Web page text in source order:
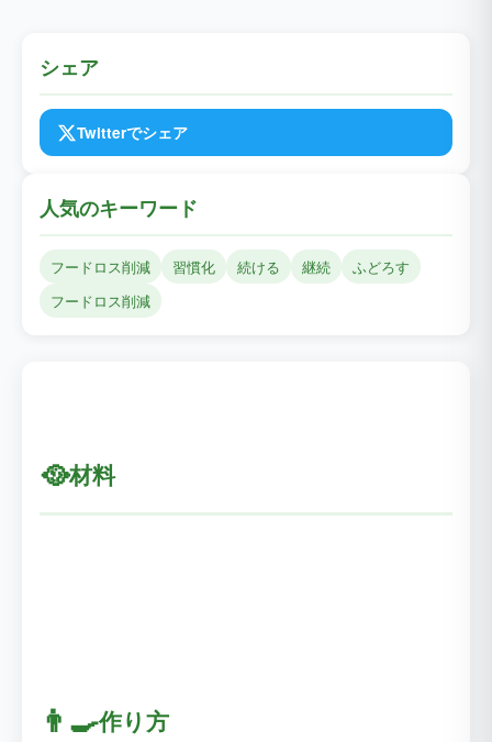
🥘材料
👨‍🍳作り方
シェア
Twitterでシェア
人気のキーワード
フードロス削減 習慣化 続ける 継続
ふどろす
フードロス削減